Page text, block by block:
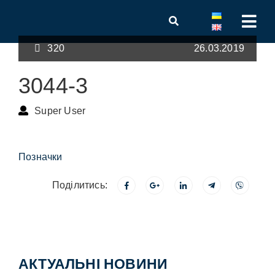
320 26.03.2019
3044-3
Super User
Позначки
Поділитись:
АКТУАЛЬНІ НОВИНИ